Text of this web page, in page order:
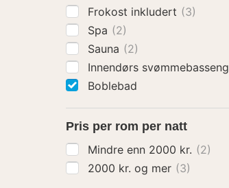
Frokost inkludert (3)
Spa (2)
Sauna (2)
Innendørs svømmebasseng
Boblebad
Pris per rom per natt
Mindre enn 2000 kr. (2)
2000 kr. og mer (3)